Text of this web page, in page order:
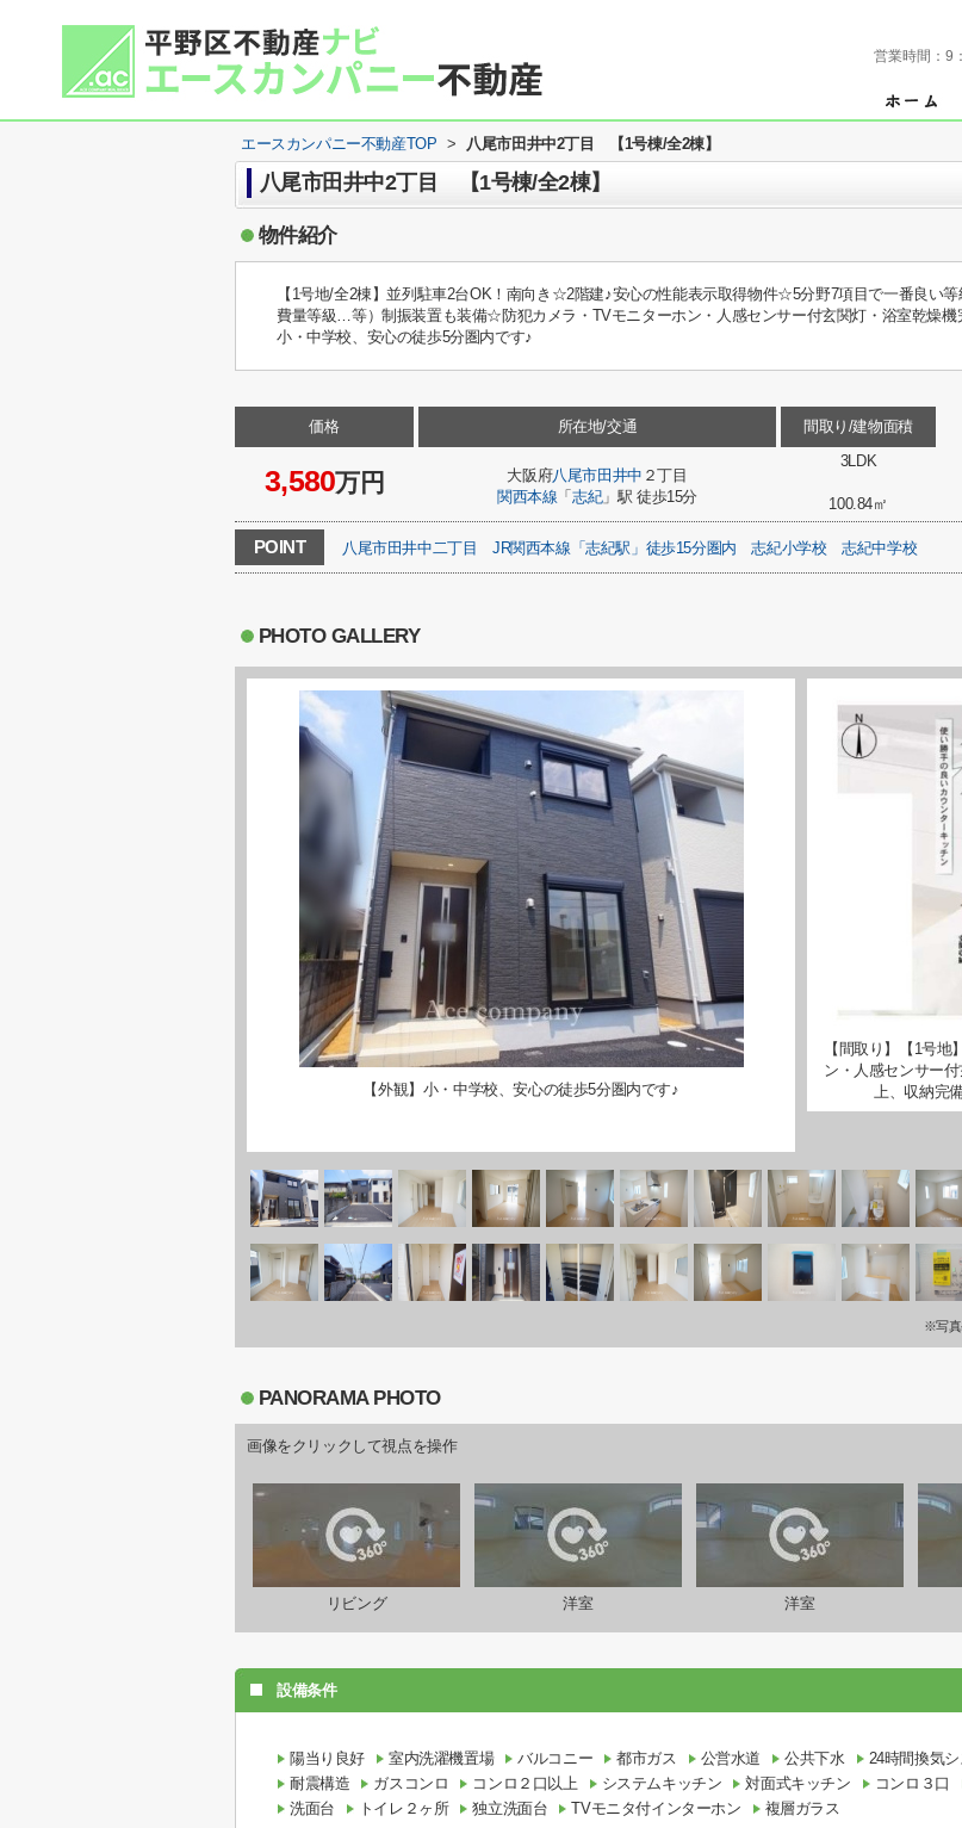
営業時間： 9
エースカンパニー不動産TOP > 八尾市田井中2丁目 【1号棟/全2棟】
八尾市田井中2丁目 【1号棟/全2棟】
物件紹介
【1号地/全2棟】並列駐車2台OK！南向き☆2階建♪安心の性能表示取得物件☆5分野7項目で一番良い
費量等級…等）制振装置も装備☆防犯カメラ・TVモニターホン・人感センサー付玄関灯・浴室乾燥
小・中学校、安心の徒歩5分圏内です♪
価格
3,580万円
所在地/交通
大阪府八尾市田井中 ２丁目
関西本線 「 志紀」駅 徒歩15分
間取り/建物面積
3LDK
100.84㎡
POINT 八尾市田井中二丁目 JR関西本線「志紀駅」徒歩15分圏内 志紀小学校 志紀中学校
PHOTO GALLERY
【外観】小・中学校、安心の徒歩5分圏内です♪
【間取り】【1号
ン・人感センサー
上、収納完
※写真
PANORAMA PHOTO
画像をクリックして視点を操作
リビング 洋室 洋室
設備条件
陽当り良好 室内洗濯機置場 バルコニー 都市ガス 公営水道 公共下水 24時間換気
耐震構造
ガスコンロ コンロ２口以上 システムキッチン 対面式キッチン コンロ３口
洗面台
トイレ２ヶ所 独立洗面台 TVモニタ付インターホン 複層ガラス